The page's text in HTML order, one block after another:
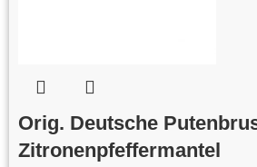
Orig. Deutsche
Zitronenpfeffermantel